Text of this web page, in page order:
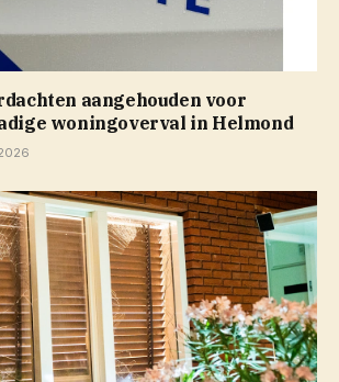
aangehouden voor
woningoverval in Helmond